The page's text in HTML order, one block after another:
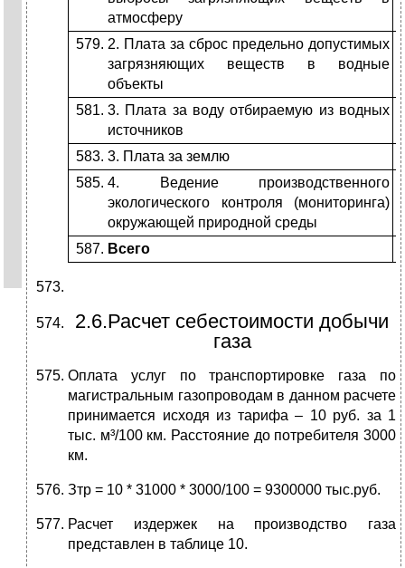
атмосферу
2. Плата за сброс предельно допустимых
загрязняющих веществ в водные
объекты
3. Плата за воду отбираемую из водных
источников
3. Плата за землю
4. Ведение производственного
экологического контроля (мониторинга)
окружающей природной среды
Всего
2.6.Расчет себестоимости добычи
газа
Оплата услуг по транспортировке газа по
магистральным газопроводам в данном расчете
принимается исходя из тарифа – 10 руб. за 1
тыс. м³/100 км. Расстояние до потребителя 3000
км.
Зтр = 10 * 31000 * 3000/100 = 9300000 тыс.руб.
Расчет издержек на производство газа
представлен в таблице 10.